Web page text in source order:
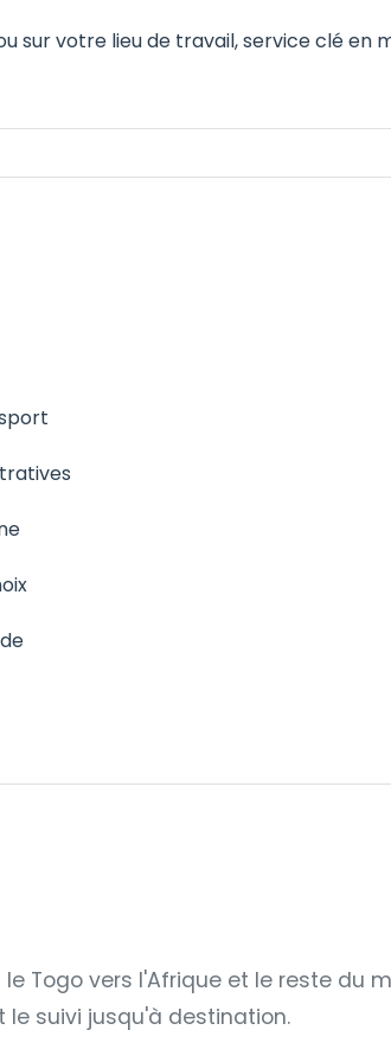
sur votre lieu de travail, service clé en
Togo vers l'Afrique et le reste du
suivi jusqu'à destination.